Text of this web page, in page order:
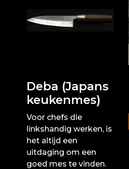
Deba (Japans
keukenmes)
Voor chefs die
linkshandig werken, is
het altijd een
uitdaging om een
goed mes te vinden.